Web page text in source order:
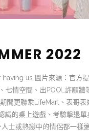
2022
us 圖片來源：官方
情空間、出POOL許願
更聯乘LifeMart、表哥
的桌上遊戲、考驗擊退
士或熱戀中的情侶都一樣適